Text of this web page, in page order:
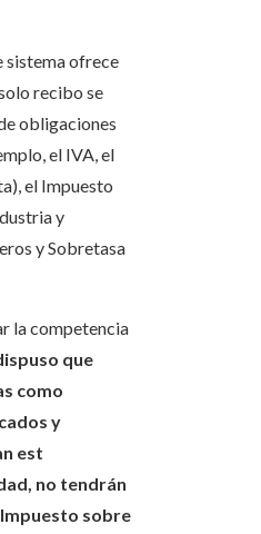
sistema ofrece
recibo se
obligaciones
el IVA, el
el Impuesto
y
y Sobretasa
la competencia
que
como
y
est
no tendrán
sobre